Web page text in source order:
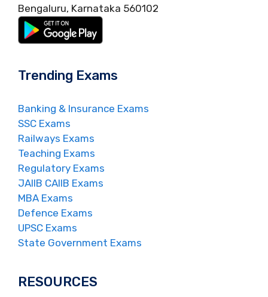
Bengaluru, Karnataka 560102
Trending Exams
Banking & Insurance Exams
SSC Exams
Railways Exams
Teaching Exams
Regulatory Exams
JAIIB CAIIB Exams
MBA Exams
Defence Exams
UPSC Exams
State Government Exams
RESOURCES